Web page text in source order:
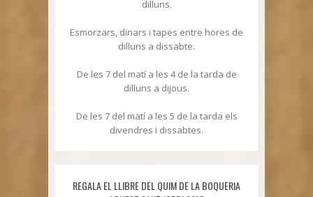
dilluns.
Esmorzars, dinars i tapes entre hores de
dilluns a dissabte.
De les 7 del matí a les 4 de la tarda de
dilluns a dijous.
De les 7 del matí a les 5 de la tarda els
divendres i dissabtes.
REGALA EL LLIBRE DEL QUIM DE LA BOQUERIA